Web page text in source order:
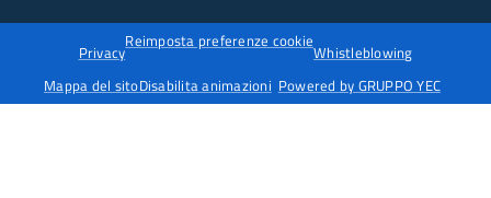
Privacy
Reimposta preferenze cookie
Whistleblowing
Mappa del sitoDisabilita animazioni Powered by GRUPPO YEC